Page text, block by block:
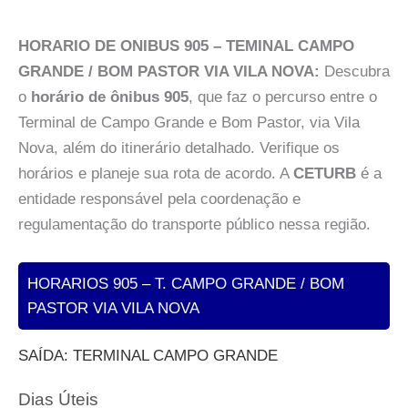
HORARIO DE ONIBUS 905 – TEMINAL CAMPO
GRANDE / BOM PASTOR VIA VILA NOVA: Descubra
o horário de ônibus 905, que faz o percurso entre o
Terminal de Campo Grande e Bom Pastor, via Vila
Nova, além do itinerário detalhado. Verifique os
horários e planeje sua rota de acordo. A CETURB é a
entidade responsável pela coordenação e
regulamentação do transporte público nessa região.
HORARIOS 905 – T. CAMPO GRANDE / BOM
PASTOR VIA VILA NOVA
SAÍDA: TERMINAL CAMPO GRANDE
Dias Úteis